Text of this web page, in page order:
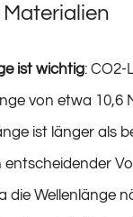
ist wichtig:
von etwa 10,6
ist länger als
entscheidender
die Wellenlänge